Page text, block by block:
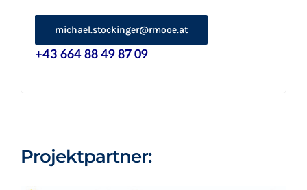
michael.stockinger@rmooe.at
+43 664 88 49 87 09
Projektpartner: